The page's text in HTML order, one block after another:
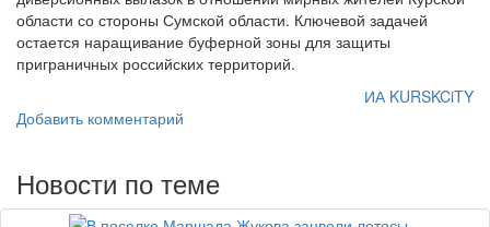
области со стороны Сумской области. Ключевой задачей
остается наращивание буферной зоны для защиты
приграничных российских территорий.
ИА KURSKCiTY
Добавить комментарий
Новости по теме